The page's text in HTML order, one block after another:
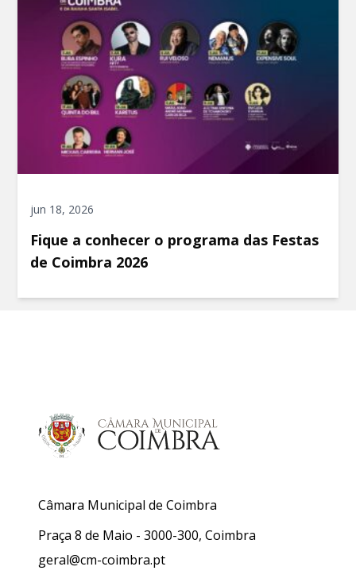
jun 18, 2026
Fique a conhecer o programa das Festas
de Coimbra 2026
Câmara Municipal de Coimbra
Praça 8 de Maio - 3000-300, Coimbra
geral@cm-coimbra.pt